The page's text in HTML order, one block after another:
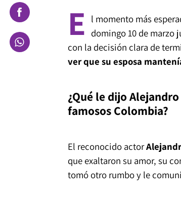
E l momento más
domingo 10 de marzo
con la decisión clara de
ver que su esposa
¿Qué le dijo
famosos Colombia?
El reconocido actor
que exaltaron su amor, su
tomó otro rumbo y le